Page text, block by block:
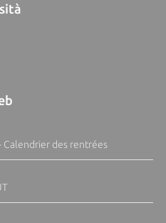
des rentrées